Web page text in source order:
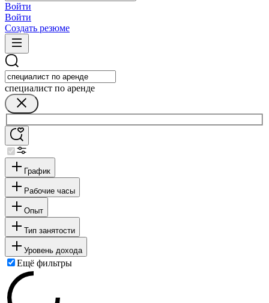
Войти
Войти
Создать резюме
специалист по аренде
График
Рабочие часы
Опыт
Тип занятости
Уровень дохода
Ещё фильтры